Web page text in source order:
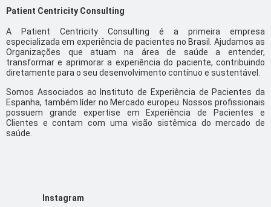
especializada em experiência de pacientes no Brasil. Ajudamos as
Organizações que atuam na área de saúde a entender,
transformar e aprimorar a experiência do paciente, contribuindo
diretamente para o seu desenvolvimento contínuo e sustentável.
Espanha, também líder no Mercado europeu. Nossos profissionais
possuem grande expertise em Experiência de Pacientes e
Clientes e contam com uma visão sistêmica do mercado de
saúde.